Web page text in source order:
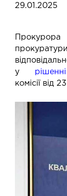
29.01.2025
у рішенні
комісії від